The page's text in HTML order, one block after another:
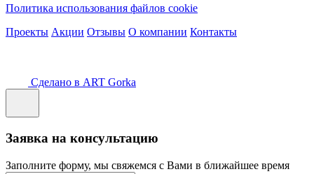
Политика использования файлов cookie
Проекты Акции Отзывы О компании Контакты
Сделано в ART Gorka
Заявка на консультацию
Заполните форму, мы свяжемся с Вами в ближайшее время